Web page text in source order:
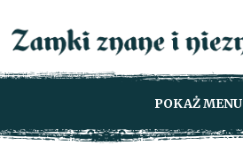
POKAŻ MENU